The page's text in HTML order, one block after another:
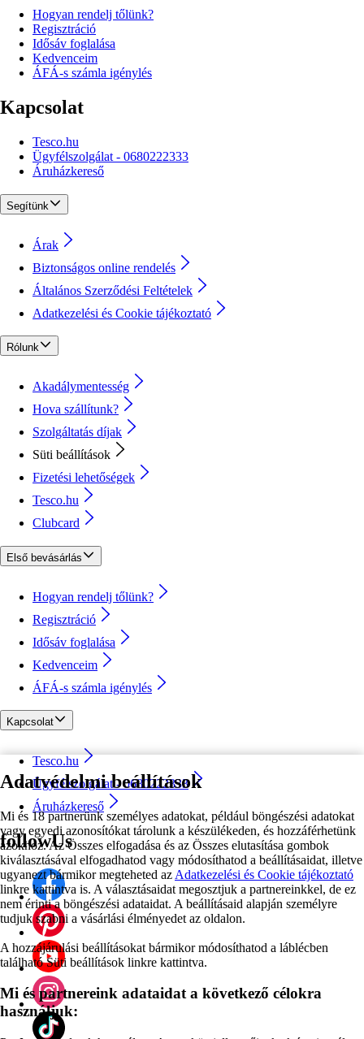
Adatvédelmi beállítások
Mi és 18 partnerünk személyes adatokat, például böngészési adatokat
vagy egyedi azonosítókat tárolunk a készülékeden, és hozzáférhetünk
azokhoz. Az Összes elfogadása és az Összes elutasítása gombok
kiválasztásával elfogadhatod vagy módosíthatod a beállításaidat, illetve
ugyanezt bármikor megteheted az Adatkezelési és Cookie tájékoztató
linkre kattintva is. A választásaidat megosztjuk a partnereinkkel, de ez
nem érinti a böngészési adataidat. A beállításaid alapján személyre
tudjuk szabni a vásárlási élményedet az oldalon.
A hozzájárulási beállításokat bármikor módosíthatod a láblécben
található Süti beállítások linkre kattintva.
Mi és partnereink adataidat a következő célokra
használjuk:
Hogyan rendelj tőlünk?
Regisztráció
Idősáv foglalása
Kedvenceim
ÁFÁ-s számla igénylés
Kapcsolat
Tesco.hu
Ügyfélszolgálat - 0680222333
Áruházkereső
Segítünk
Árak
Biztonságos online rendelés
Általános Szerződési Feltételek
Adatkezelési és Cookie tájékoztató
Rólunk
Akadálymentesség
Hova szállítunk?
Szolgáltatás díjak
Süti beállítások
Fizetési lehetőségek
Tesco.hu
Clubcard
Első bevásárlás
Hogyan rendelj tőlünk?
Regisztráció
Idősáv foglalása
Kedvenceim
ÁFÁ-s számla igénylés
Kapcsolat
Tesco.hu
Ügyfélszolgálat - 0680222333
Áruházkereső
followUs